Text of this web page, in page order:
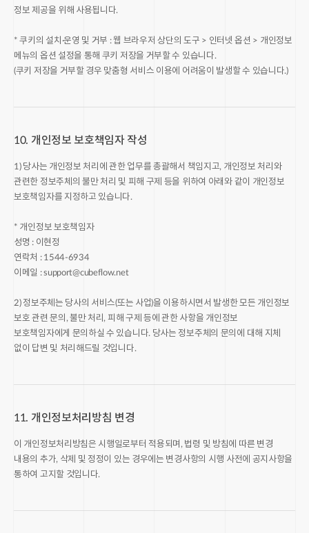
정보 제공을 위해 사용됩니다.
* 쿠키의 설치·운영 및 거부 : 웹 브라우저 상단의 도구 > 인터넷 옵션 > 개인정보
메뉴의 옵션 설정을 통해 쿠키 저장을 거부할 수 있습니다.
(쿠키 저장을 거부할 경우 맞춤형 서비스 이용에 어려움이 발생할 수 있습니다.)
10. 개인정보 보호책임자 작성
1) 당사는 개인정보 처리에 관한 업무를 총괄해서 책임지고, 개인정보 처리와
관련한 정보주체의 불만 처리 및 피해 구제 등을 위하여 아래와 같이 개인정보
보호책임자를 지정하고 있습니다.
* 개인정보 보호책임자
성명 : 이현정
연락처 : 1544-6934
이메일 :support@cubeflow.net
2) 정보주체는 당사의 서비스(또는 사업)을 이용하시면서 발생한 모든 개인정보
보호 관련 문의, 불만 처리, 피해 구제 등에 관한 사항을 개인정보
보호책임자에게 문의하실 수 있습니다. 당사는 정보주체의 문의에 대해 지체
없이 답변 및 처리해드릴 것입니다.
11. 개인정보처리방침 변경
이 개인정보처리방침은 시행일로부터 적용되며, 법령 및 방침에 따른 변경
내용의 추가, 삭제 및 정정이 있는 경우에는 변경사항의 시행 사전에 공지사항을
통하여 고지할 것입니다.